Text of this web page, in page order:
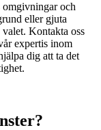
omgivningar och
eller gjuta
Kontakta oss
expertis inom
dig att ta det